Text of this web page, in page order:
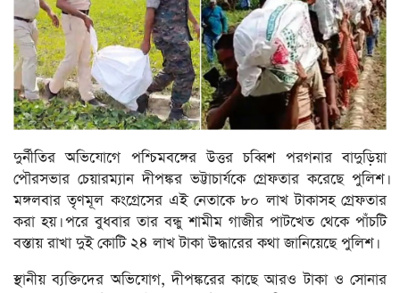
দুর্নীতির অভিযোগে পশ্চিমবঙ্গের উত্তর চব্বিশ পরগনার বাদুড়িয়া
পৌরসভার চেয়ারম্যান দীপঙ্কর ভট্টাচার্যকে গ্রেফতার করেছে পুলিশ।
মঙ্গলবার তৃণমূল কংগ্রেসের এই নেতাকে ৮০ লাখ টাকাসহ গ্রেফতার
করা হয়। পরে বুধবার তার বন্ধু শামীম গাজীর পাটখেত থেকে পাঁচটি
বস্তায় রাখা দুই কোটি ২৪ লাখ টাকা উদ্ধারের কথা জানিয়েছে পুলিশ।
স্থানীয় ব্যক্তিদের অভিযোগ, দীপঙ্করের কাছে আরও টাকা ও সোনার